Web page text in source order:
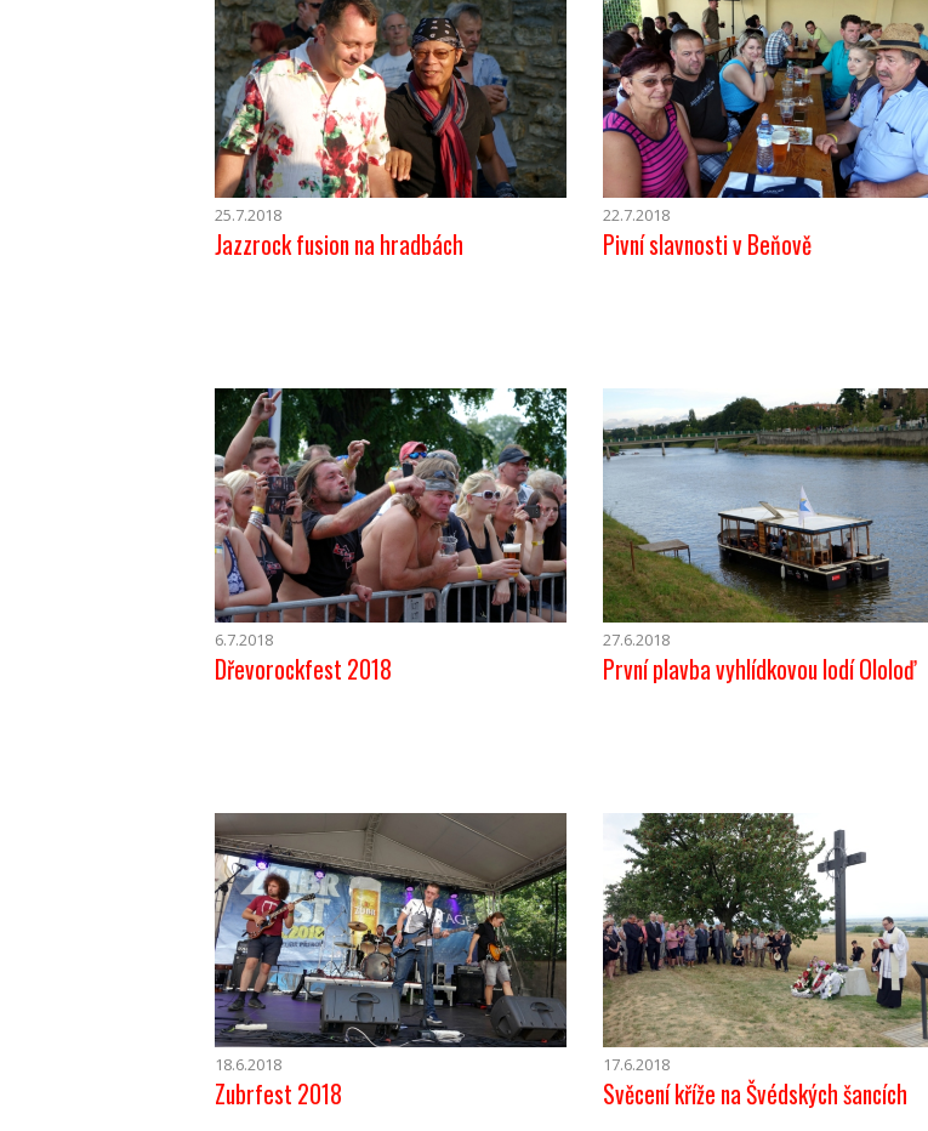
25.7.2018
Jazzrock fusion na hradbách
22.7.2018
Pivní slavnosti v Beňově
6.7.2018
Dřevorockfest 2018
27.6.2018
První plavba vyhlídkovou lodí Ololoď
18.6.2018
Zubrfest 2018
17.6.2018
Svěcení kříže na Švédských šancích